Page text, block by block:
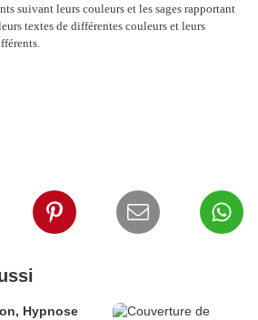
suivant leurs couleurs et les sages rapportant
textes de différentes couleurs et leurs
Hypnose